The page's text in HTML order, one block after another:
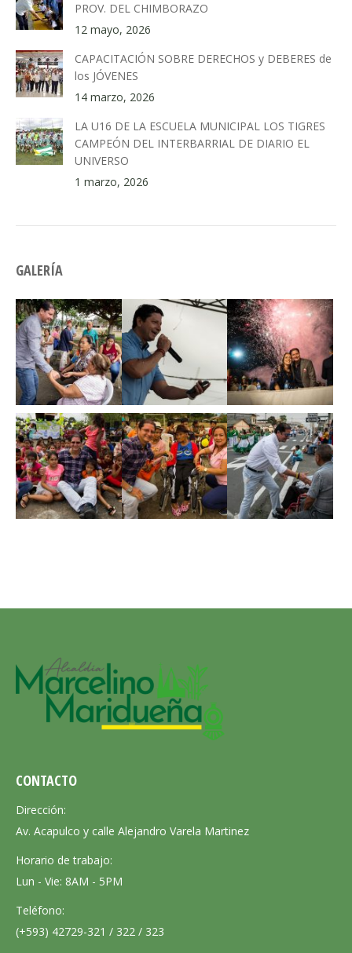
PROV. DEL CHIMBORAZO
12 mayo, 2026
CAPACITACIÓN SOBRE DERECHOS y DEBERES de
los JÓVENES
14 marzo, 2026
LA U16 DE LA ESCUELA MUNICIPAL LOS TIGRES
CAMPEÓN DEL INTERBARRIAL DE DIARIO EL
UNIVERSO
1 marzo, 2026
GALERÍA
CONTACTO
Dirección:
Av. Acapulco y calle Alejandro Varela Martinez
Horario de trabajo:
Lun - Vie: 8AM - 5PM
Teléfono:
(+593) 42729-321 / 322 / 323